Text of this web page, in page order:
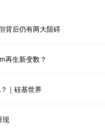
背后仍有两大阻碍
再生新变数？
｜硅基世界
现